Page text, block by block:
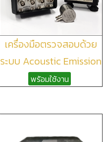
เครื่องมือตรวจสอบด้วย
ระบบ Acoustic Emission
พร้อมใช้งาน